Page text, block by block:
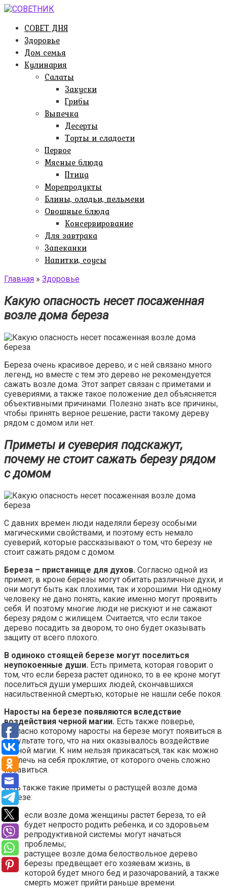
Перейти
контентуСОВЕТ ДНЯ
Здоровье
Дом семья
Кулинария
Салаты
Закуски
Грибы
Выпечка
Десерты
Торты и сладости
Первое
Мясные блюда
Птица
Морепродукты
Блины, оладьи, пельмени
Овощные блюда
Консервирование
Для завтрака
Запеканки
Напитки, соусы
Главная » Здоровье
Какую опасность несет посаженная
возле дома береза
Береза очень красивое дерево, и с ней связано много
легенд, но вместе с тем это дерево не рекомендуется
сажать возле дома. Этот запрет связан с приметами и
суевериями, а также такое положение дел объясняется
объективными причинами. Полезно знать все причины,
чтобы принять верное решение, расти такому дереву
рядом с домом или нет.
Приметы и суеверия подскажут,
почему не стоит сажать березу рядом
с домом
С давних времен люди наделяли березу особыми
магическими свойствами, и поэтому есть немало
суеверий, которые рассказывают о том, что березу не
стоит сажать рядом с домом.
Береза – пристанище для духов. Согласно одной из
примет, в кроне березы могут обитать различные духи, и
они могут быть как плохими, так и хорошими. Ни одному
человеку не дано понять, какие именно могут проявить
себя. И поэтому многие люди не рискуют и не сажают
березу рядом с жилищем. Считается, что если такое
дерево посадить за двором, то оно будет оказывать
защиту от всего плохого.
В одиноко стоящей березе могут поселиться
неупокоенные души. Есть примета, которая говорит о
том, что если береза растет одиноко, то в ее кроне могут
поселиться души умерших людей, скончавшихся
насильственной смертью, которые не нашли себе покоя.
Наросты на березе появляются вследствие
воздействия черной магии. Есть также поверье,
согласно которому наросты на березе могут появиться в
результате того, что на них оказывалось воздействие
черной магии. К ним нельзя прикасаться, так как можно
навлечь на себя проклятие, от которого очень сложно
избавиться.
Есть также такие приметы о растущей возле дома
березе:
если возле дома женщины растет береза, то ей
будет непросто родить ребенка, и со здоровьем
репродуктивной системы могут начаться
проблемы;
растущее возле дома белоствольное дерево
березы предвещает его хозяевам жизнь, в
которой будет много бед и разочарований, а также
смерть может прийти раньше времени.